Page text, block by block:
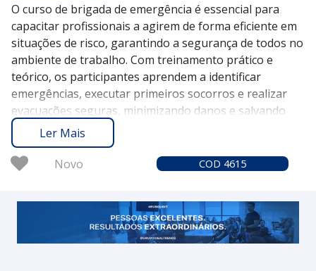
O curso de brigada de emergência é essencial para
capacitar profissionais a agirem de forma eficiente em
situações de risco, garantindo a segurança de todos no
ambiente de trabalho. Com treinamento prático e
teórico, os participantes aprendem a identificar
emergências, executar primeiros socorros e realizar
evacuações seguras, minimizando danos e salvando
vidas.
O Soluções Industriais atua como uma plataforma
confiável e experiente, conectando você aos melhores
que confiam em nossa plataforma, sua busca por
soluções seguras e efetivas se torna mais simples e
assertiva.
Ler Mais
Novo
COD 4615